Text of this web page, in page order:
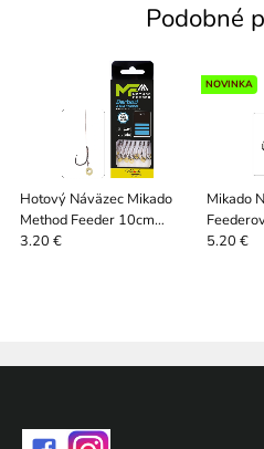
Podobné
Hotový Náväzec Mikado
Method Feeder 10cm
0,12mms Gumičkou 6sz. 8
3.20 €
Mikado
Ihlou
NOVINKA
5.20 €